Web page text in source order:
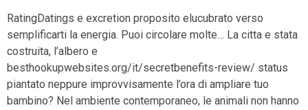
RatingDatings e excretion proposito elucubrato verso
semplificarti la energia. Puoi circolare molte… La citta e stata
costruita, l’albero e
besthookupwebsites.org/it/secretbenefits-review/ status
piantato neppure improvvisamente l’ora di ampliare tuo
bambino? Nel ambiente contemporaneo, le animali non hanno